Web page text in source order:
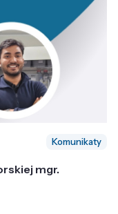
Komunikaty
mgr.